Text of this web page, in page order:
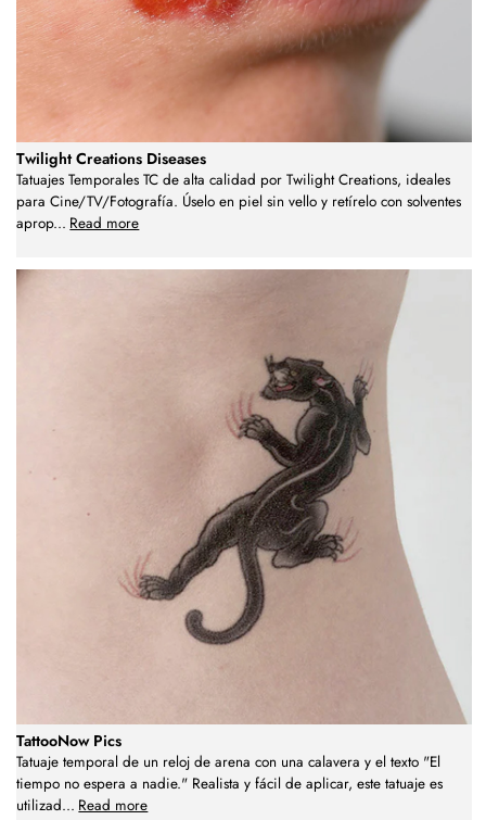
Twilight Creations Diseases
Tatuajes Temporales TC de alta calidad por Twilight Creations, ideales
para Cine/TV/Fotografía. Úselo en piel sin vello y retírelo con solventes
aprop... Read more
TattooNow Pics
Tatuaje temporal de un reloj de arena con una calavera y el texto "El
tiempo no espera a nadie." Realista y fácil de aplicar, este tatuaje es
utilizad... Read more